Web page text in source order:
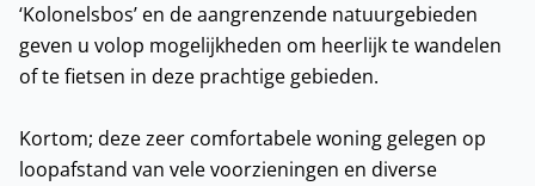
‘Kolonelsbos’ en de aangrenzende natuurgebieden
geven u volop mogelijkheden om heerlijk te wandelen
of te fietsen in deze prachtige gebieden.
Kortom; deze zeer comfortabele woning gelegen op
loopafstand van vele voorzieningen en diverse